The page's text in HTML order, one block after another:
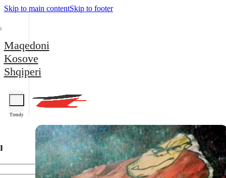
Skip to main contentSkip to footer
Maqedoni
Kosove
Shqiperi
Trendy